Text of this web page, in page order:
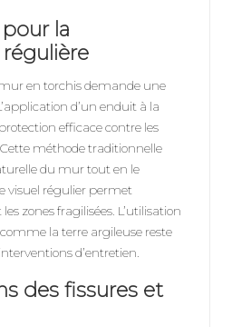
la
en torchis demande une
d’un enduit à la
efficace contre les
méthode traditionnelle
du mur tout en le
visuel régulier permet
zones fragilisées. L’utilisation
la terre argileuse reste
d’entretien.
des fissures et